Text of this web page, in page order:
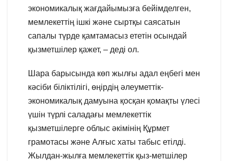
экономикалық жағдайымызға бейімделген,
мемлекеттің ішкі және сыртқы саясатын
сапалы түрде қамтамасыз ететін осындай
қызметшілер қажет, – деді ол.
Шара барысында көп жылғы адал еңбегі мен
кәсіби біліктілігі, өңірдің әлеуметтік-
экономикалық дамуына қосқан қомақты үлесі
үшін түрлі саладағы мемлекеттік
қызметшілерге облыс әкімінің Құрмет
грамотасы және Алғыс хаты табыс етілді.
Жылдан-жылға мемлекеттік қыз-метшілер